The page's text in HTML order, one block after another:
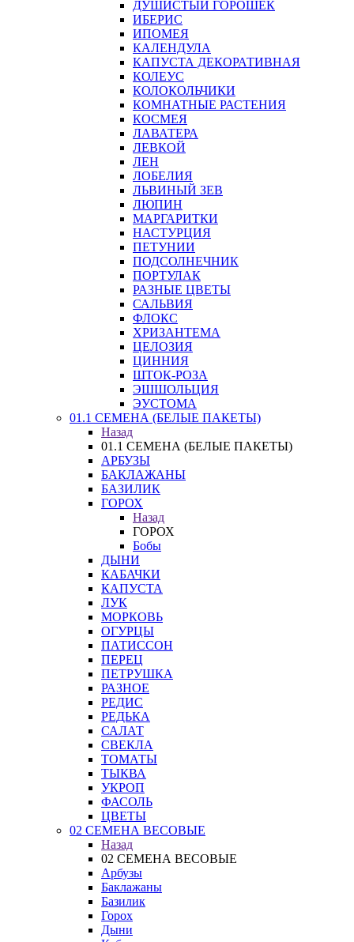
ДУШИСТЫЙ ГОРОШЕК
ИБЕРИС
ИПОМЕЯ
КАЛЕНДУЛА
КАПУСТА ДЕКОРАТИВНАЯ
КОЛЕУС
КОЛОКОЛЬЧИКИ
КОМНАТНЫЕ РАСТЕНИЯ
КОСМЕЯ
ЛАВАТЕРА
ЛЕВКОЙ
ЛЕН
ЛОБЕЛИЯ
ЛЬВИНЫЙ ЗЕВ
ЛЮПИН
МАРГАРИТКИ
НАСТУРЦИЯ
ПЕТУНИИ
ПОДСОЛНЕЧНИК
ПОРТУЛАК
РАЗНЫЕ ЦВЕТЫ
САЛЬВИЯ
ФЛОКС
ХРИЗАНТЕМА
ЦЕЛОЗИЯ
ЦИННИЯ
ШТОК-РОЗА
ЭШШОЛЬЦИЯ
ЭУСТОМА
01.1 СЕМЕНА (БЕЛЫЕ ПАКЕТЫ)
Назад
01.1 СЕМЕНА (БЕЛЫЕ ПАКЕТЫ)
АРБУЗЫ
БАКЛАЖАНЫ
БАЗИЛИК
ГОРОХ
Назад
ГОРОХ
Бобы
ДЫНИ
КАБАЧКИ
КАПУСТА
ЛУК
МОРКОВЬ
ОГУРЦЫ
ПАТИССОН
ПЕРЕЦ
ПЕТРУШКА
РАЗНОЕ
РЕДИС
РЕДЬКА
САЛАТ
СВЕКЛА
ТОМАТЫ
ТЫКВА
УКРОП
ФАСОЛЬ
ЦВЕТЫ
02 СЕМЕНА ВЕСОВЫЕ
Назад
02 СЕМЕНА ВЕСОВЫЕ
Арбузы
Баклажаны
Базилик
Горох
Дыни